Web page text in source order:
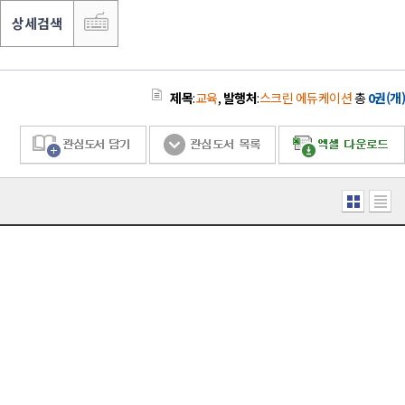
상세검색
제목:교육, 발행처:스크린 에듀케이션총0권(개)